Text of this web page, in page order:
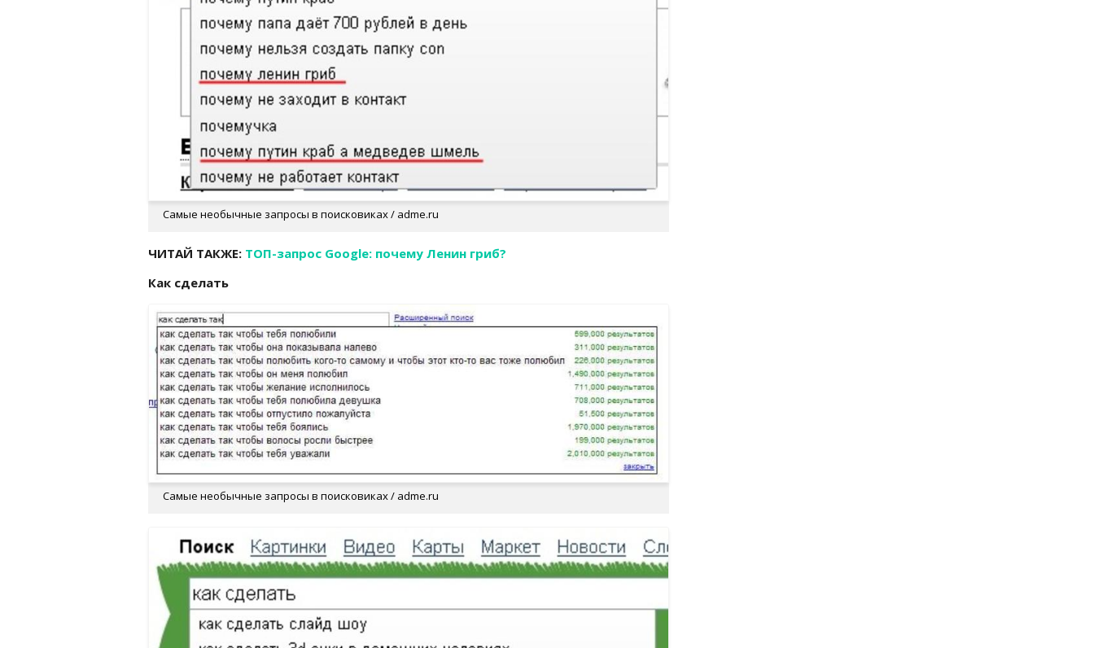
Самые необычные запросы в поисковиках / adme.ru
ЧИТАЙ ТАКЖЕ: ТОП-запрос Google: почему Ленин гриб?
Как сделать
Самые необычные запросы в поисковиках / adme.ru